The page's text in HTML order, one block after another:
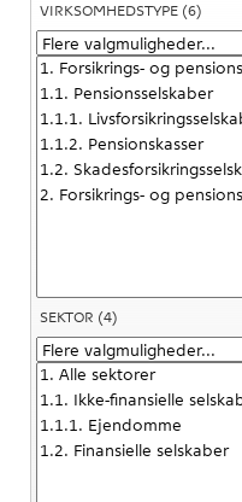
VIRKSOMHEDSTYPE (6)
SEKTOR (4)